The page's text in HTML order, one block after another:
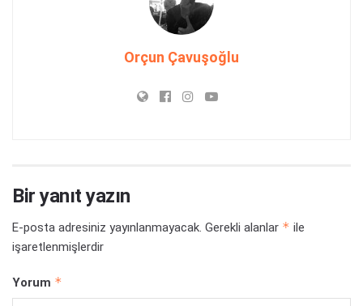
Orçun Çavuşoğlu
Bir yanıt yazın
E-posta adresiniz yayınlanmayacak. Gerekli alanlar * ile
işaretlenmişlerdir
Yorum *